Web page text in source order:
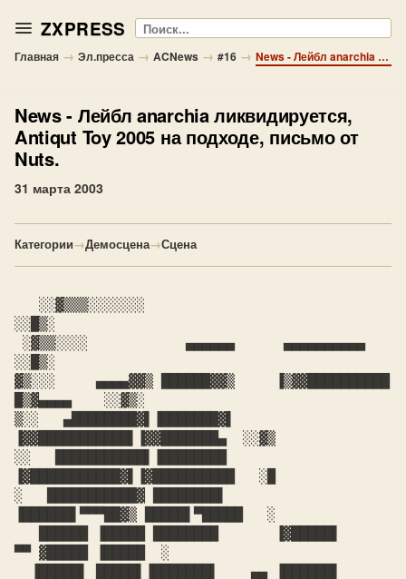
ZXPRESS Поиск
Главная → Эл.пресса → ACNews → #16 → News - Лейбл anarchia ликвидируется, Antiqut Toy 2005 на подходе, письмо от Nuts.
News- Лейбл anarchia ликвидируется,
Antiqut Toy 2005 на подходе, письмо от
Nuts.
31 марта 2003
Категории→Демосцена→Сцена
░░█▒░
░░█▒░
▓▒░░░     ▄▄▄▄▓▓▒ ██████▓▓▒     ▐▒▓▓██████████
█▒▓▄▄▄▄    ░░▓▒░
▒░░   ▄████████▓▌▐███████▓▌
▐▓▓███████████▌▐▓▓███████▄  ░░▓▒
░░   ███████████▌▐████████
▐▓███████████▓▌▐▓██████████   ░█
░   ███████████▓ ████████▌
▐██████▌▀▀▀██▓▒ █████▌▀█████   ░
▀▀ ▓█████ ▐█████  ░